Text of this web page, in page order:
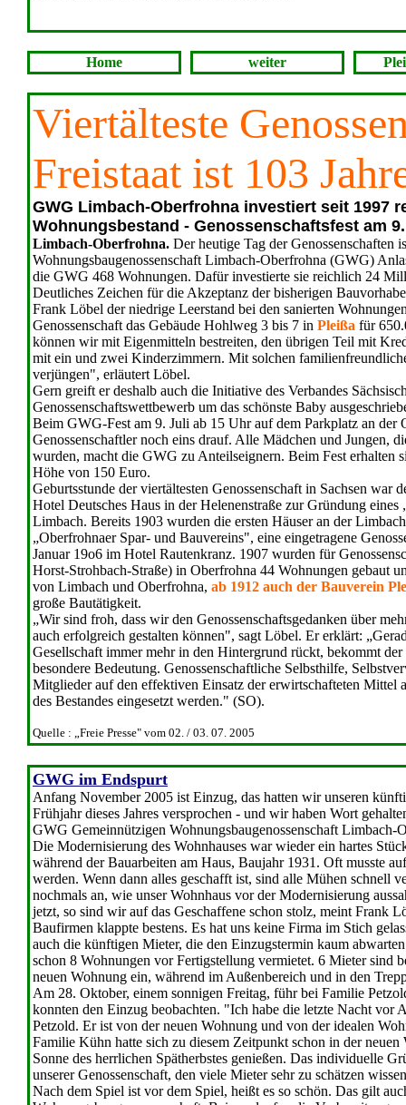
Home weiter
Viertälteste
Freistaat ist 103
GWG Limbach-Oberfrohna investiert seit 1997
Wohnungsbestand - Genossenschaftsfest am
Limbach-Oberfrohna. Der heutige Tag der
Wohnungsbaugenossenschaft Limbach-Oberfrohna (GWG)
die GWG 468 Wohnungen. Dafür investierte sie reichlich 24
Deutliches Zeichen für die Akzeptanz der bisherigen
Frank Löbel der niedrige Leerstand bei den sanierten
Genossenschaft das Gebäude Hohlweg 3 bis 7 in Pleißa für
können wir mit Eigenmitteln bestreiten, den übrigen Teil mit
mit ein und zwei Kinderzimmern. Mit solchen
verjüngen", erläutert Löbel.
Gern greift er deshalb auch die Initiative des Verbandes
Genossenschaftswettbewerb um das schönste Baby
Beim GWG-Fest am 9. Juli ab 15 Uhr auf dem Parkplatz an der
Genossenschaftler noch eins drauf. Alle Mädchen und Jungen,
wurden, macht die GWG zu Anteilseignern. Beim Fest erhalten
Höhe von 150 Euro.
Geburtsstunde der viertältesten Genossenschaft in Sachsen war
Hotel Deutsches Haus in der Helenenstraße zur Gründung
Limbach. Bereits 1903 wurden die ersten Häuser an der
„Oberfrohnaer Spar- und Bauvereins", eine eingetragene
Januar 19o6 im Hotel Rautenkranz. 1907 wurden für
Horst-Strohbach-Straße) in Oberfrohna 44 Wohnungen gebaut
von Limbach und Oberfrohna, ab 1912 auch der Bauverein
große Bautätigkeit.
„Wir sind froh, dass wir den Genossenschaftsgedanken über
auch erfolgreich gestalten können", sagt Löbel. Er erklärt:
Gesellschaft immer mehr in den Hintergrund rückt, bekommt
besondere Bedeutung. Genossenschaftliche Selbsthilfe,
Mitglieder auf den effektiven Einsatz der erwirtschafteten Mittel
des Bestandes eingesetzt werden." (SO).
Quelle : „Freie Presse" vom 02. / 03. 07. 2005
GWG im Endspurt
Anfang November 2005 ist Einzug, das hatten wir unseren
Frühjahr dieses Jahres versprochen - und wir haben Wort
GWG Gemeinnützigen Wohnungsbaugenossenschaft Limbach-
Die Modernisierung des Wohnhauses war wieder ein hartes
während der Bauarbeiten am Haus, Baujahr 1931. Oft musste
werden. Wenn dann alles geschafft ist, sind alle Mühen schnell
nochmals an, wie unser Wohnhaus vor der Modernisierung
jetzt, so sind wir auf das Geschaffene schon stolz, meint Frank
Baufirmen klappte bestens. Es hat uns keine Firma im Stich
auch die künftigen Mieter, die den Einzugstermin kaum
schon 8 Wohnungen vor Fertigstellung vermietet. 6 Mieter sind
neuen Wohnung ein, während im Außenbereich und in den
Am 28. Oktober, einem sonnigen Freitag, führ bei Familie
konnten den Einzug beobachten. "Ich habe die letzte Nacht vor
Petzold. Er ist von der neuen Wohnung und von der idealen
Familie Kühn hatte sich zu diesem Zeitpunkt schon in der
Sonne des herrlichen Spätherbstes genießen. Das individuelle
unserer Genossenschaft, den viele Mieter sehr zu schätzen
Nach dem Spiel ist vor dem Spiel, heißt es so schön. Das gilt